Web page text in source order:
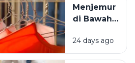
Tinggal yang
Bersih
Kesejahteraan
Kita?
Menjemur
di Bawah
atau Di
Tempat
24 days ago